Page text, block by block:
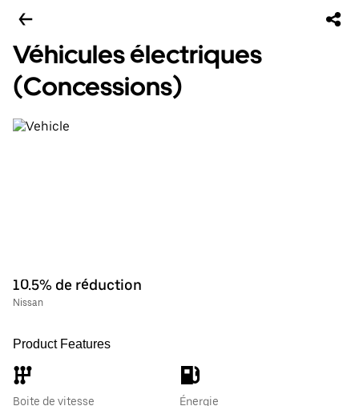
Véhicules électriques
(Concessions)
10.5% de réduction
Nissan
Product Features
Boite de vitesse
Énergie